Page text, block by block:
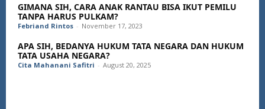
GIMANA SIH, CARA ANAK RANTAU BISA IKUT PEMILU
TANPA HARUS PULKAM?
Febriand Rintos - November 17, 2023
APA SIH, BEDANYA HUKUM TATA NEGARA DAN HUKUM
TATA USAHA NEGARA?
Cita Mahanani Safitri - August 20, 2025